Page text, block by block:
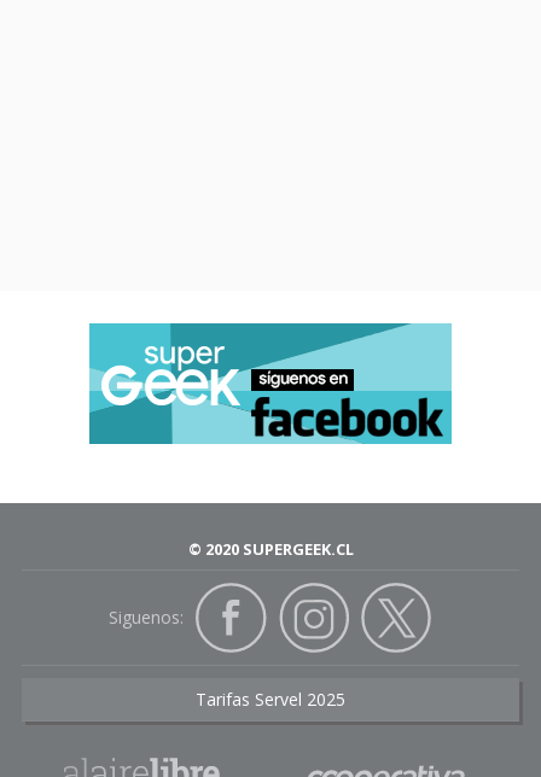
© 2020 SUPERGEEK.CL
Siguenos:
Tarifas Servel 2025